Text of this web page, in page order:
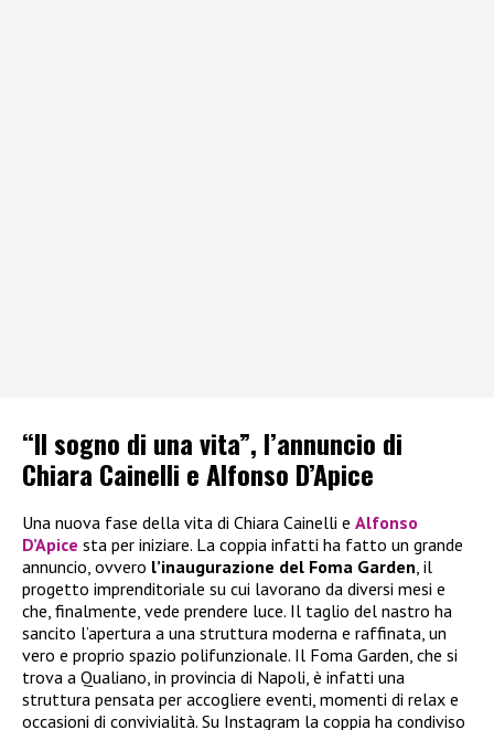
“Il sogno di una vita”, l’annuncio di
Chiara Cainelli e Alfonso D’Apice
Una nuova fase della vita di Chiara Cainelli e Alfonso
D’Apice sta per iniziare. La coppia infatti ha fatto un grande
annuncio, ovvero l’inaugurazione del Foma Garden , il
progetto imprenditoriale su cui lavorano da diversi mesi e
che, finalmente, vede prendere luce. Il taglio del nastro ha
sancito l’apertura a una struttura moderna e raffinata, un
vero e proprio spazio polifunzionale. Il Foma Garden, che si
trova a Qualiano, in provincia di Napoli, è infatti una
struttura pensata per accogliere eventi, momenti di relax e
occasioni di convivialità. Su Instagram la coppia ha condiviso